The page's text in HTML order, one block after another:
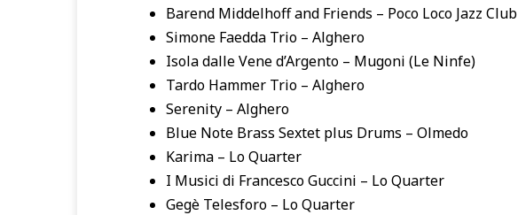
Barend Middelhoff and Friends – Poco Loco Jazz Club
Simone Faedda Trio – Alghero
Isola dalle Vene d’Argento – Mugoni (Le Ninfe)
Tardo Hammer Trio – Alghero
Serenity – Alghero
Blue Note Brass Sextet plus Drums – Olmedo
Karima – Lo Quarter
I Musici di Francesco Guccini – Lo Quarter
Gegè Telesforo – Lo Quarter